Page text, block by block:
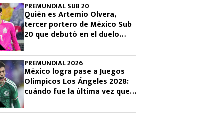
PREMUNDIAL SUB 20
Quién es Artemio Olvera,
tercer portero de México Sub
20 que debutó en el duelo
olímpico
PREMUNDIAL 2026
México logra pase a Juegos
Olímpicos Los Ángeles 2028:
cuándo fue la última vez que